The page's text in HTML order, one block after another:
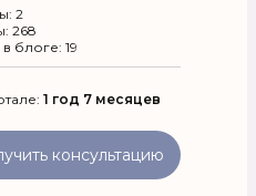
2
268
в блоге: 19
1 год 7 месяцев
консультацию